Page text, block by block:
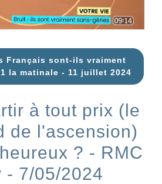
Français sont-ils vraiment
la matinale - 11 juillet 2024
à tout prix (le
de l'ascension)
? - RMC
- 7/05/2024